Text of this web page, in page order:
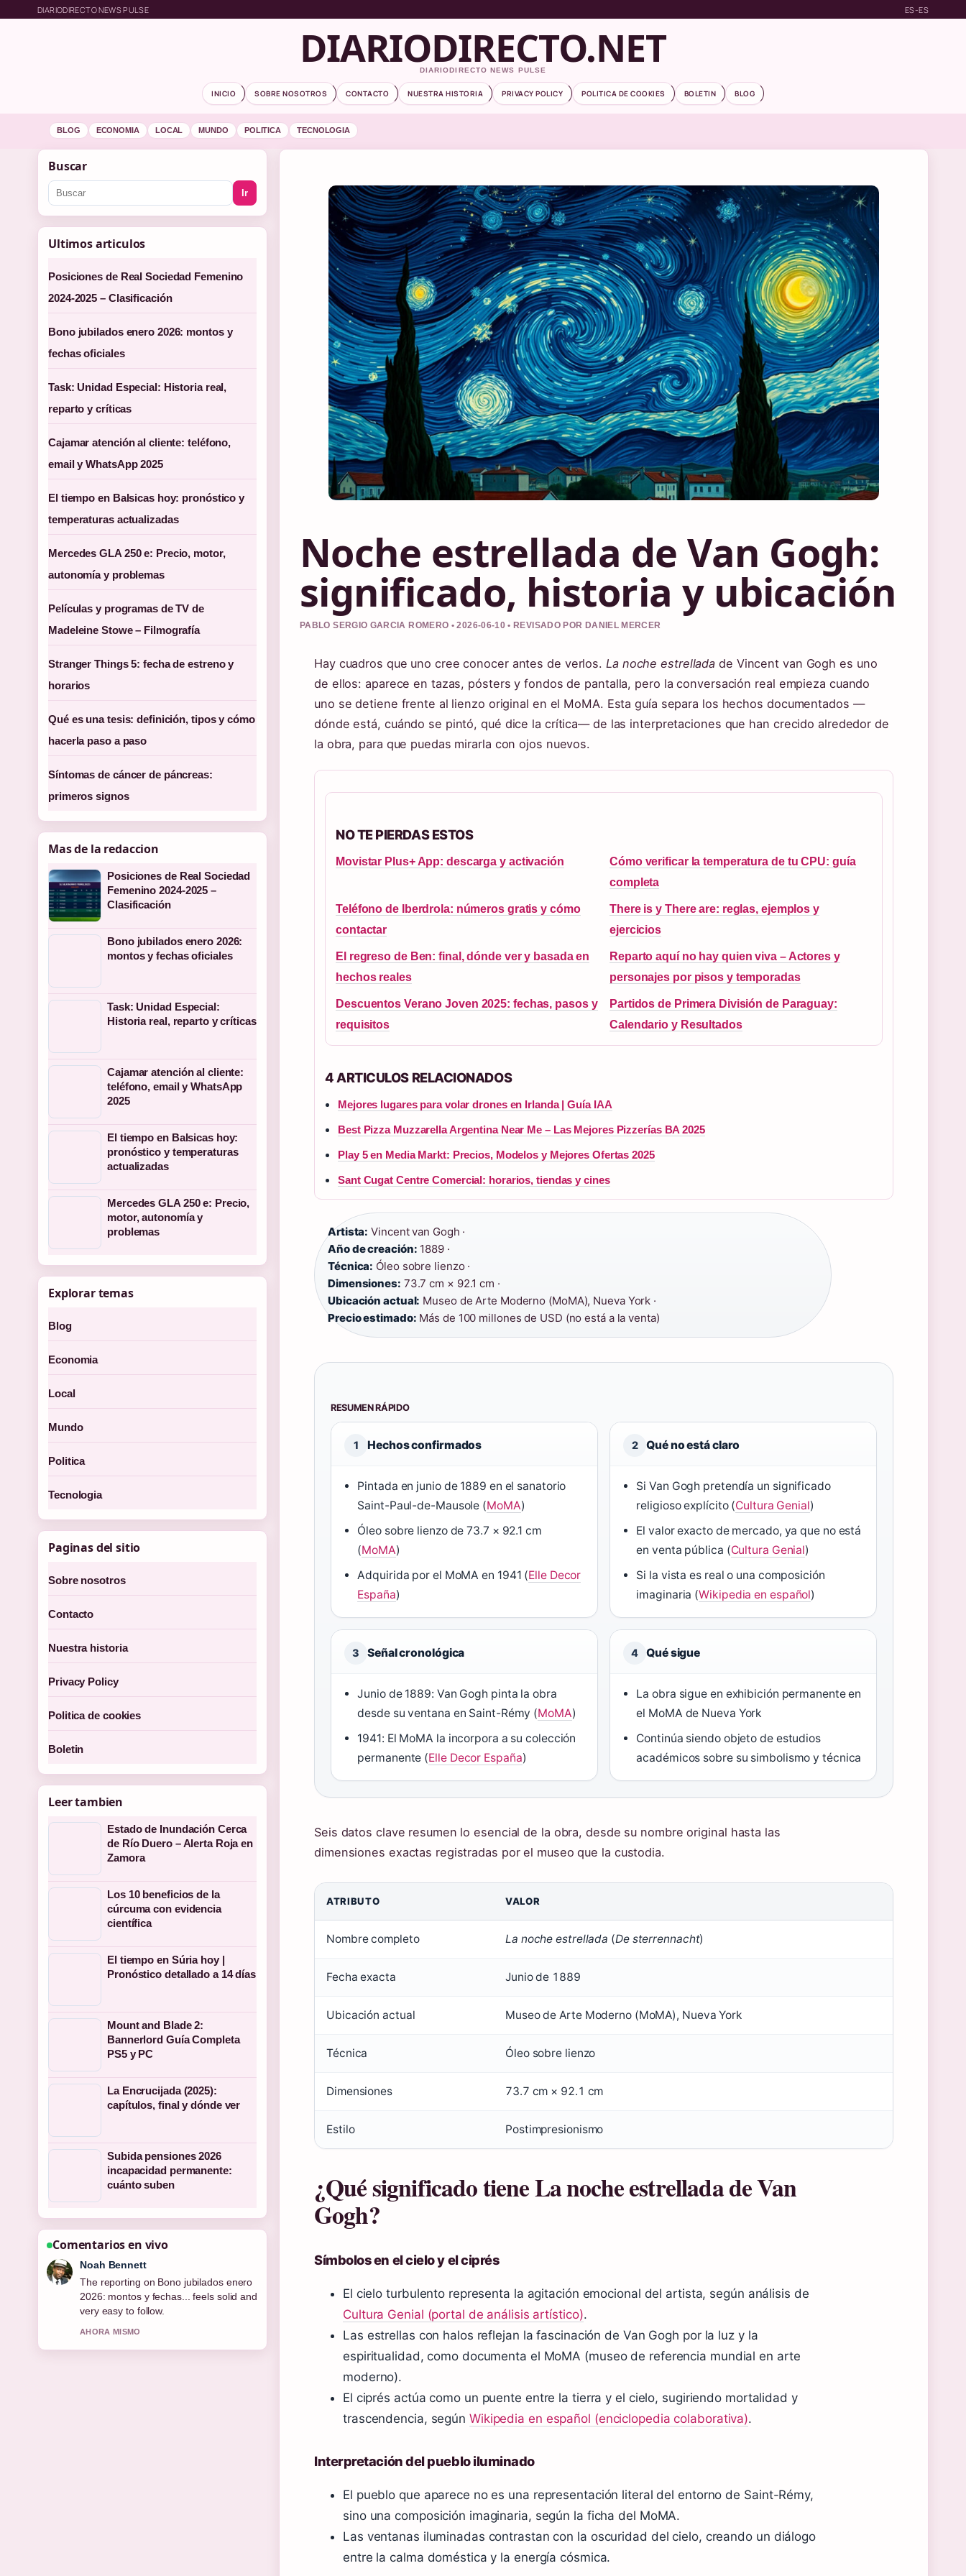
DIARIODIRECTO NEWS PULSE ES-ES
DIARIODIRECTO.NET
DIARIODIRECTO NEWS PULSE
INICIO SOBRE NOSOTROS CONTACTO NUESTRA HISTORIA PRIVACY POLICY POLITICA DE COOKIES BOLETIN BLOG
BLOG ECONOMIA LOCAL MUNDO POLITICA TECNOLOGIA
Noche estrellada de Van Gogh:
significado, historia y ubicación
PABLO SERGIO GARCIA ROMERO • 2026-06-10 • REVISADO POR DANIEL MERCER
Hay cuadros que uno cree conocer antes de verlos. La noche estrellada de Vincent van Gogh es uno
de ellos: aparece en tazas, pósters y fondos de pantalla, pero la conversación real empieza cuando
uno se detiene frente al lienzo original en el MoMA. Esta guía separa los hechos documentados —
dónde está, cuándo se pintó, qué dice la crítica— de las interpretaciones que han crecido alrededor de
la obra, para que puedas mirarla con ojos nuevos.
NO TE PIERDAS ESTOS
Movistar Plus+ App: descarga y activación
Cómo verificar la temperatura de tu CPU: guía
completa
Teléfono de Iberdrola: números gratis y cómo
contactar
There is y There are: reglas, ejemplos y
ejercicios
El regreso de Ben: final, dónde ver y basada en
hechos reales
Reparto aquí no hay quien viva – Actores y
personajes por pisos y temporadas
Descuentos Verano Joven 2025: fechas, pasos y
requisitos
Partidos de Primera División de Paraguay:
Calendario y Resultados
4 ARTICULOS RELACIONADOS
Mejores lugares para volar drones en Irlanda | Guía IAA
Best Pizza Muzzarella Argentina Near Me – Las Mejores Pizzerías BA 2025
Play 5 en Media Markt: Precios, Modelos y Mejores Ofertas 2025
Sant Cugat Centre Comercial: horarios, tiendas y cines
Artista: Vincent van Gogh ·
Año de creación: 1889 ·
Técnica: Óleo sobre lienzo ·
Dimensiones: 73.7 cm × 92.1 cm ·
Ubicación actual: Museo de Arte Moderno (MoMA), Nueva York ·
Precio estimado: Más de 100 millones de USD (no está a la venta)
RESUMEN RÁPIDO
1 Hechos confirmados
Pintada en junio de 1889 en el sanatorio
Saint-Paul-de-Mausole (MoMA)
Óleo sobre lienzo de 73.7 × 92.1 cm
(MoMA)
Adquirida por el MoMA en 1941 (Elle Decor
España)
2 Qué no está claro
Si Van Gogh pretendía un significado
religioso explícito (Cultura Genial)
El valor exacto de mercado, ya que no está
en venta pública (Cultura Genial)
Si la vista es real o una composición
imaginaria (Wikipedia en español)
3 Señal cronológica
Junio de 1889: Van Gogh pinta la obra
desde su ventana en Saint-Rémy (MoMA)
1941: El MoMA la incorpora a su colección
permanente (Elle Decor España)
4 Qué sigue
La obra sigue en exhibición permanente en
el MoMA de Nueva York
Continúa siendo objeto de estudios
académicos sobre su simbolismo y técnica
Seis datos clave resumen lo esencial de la obra, desde su nombre original hasta las
dimensiones exactas registradas por el museo que la custodia.
ATRIBUTO VALOR
Nombre completo La noche estrellada (De sterrennacht)
Fecha exacta Junio de 1889
Ubicación actual Museo de Arte Moderno (MoMA), Nueva York
Técnica Óleo sobre lienzo
Dimensiones 73.7 cm × 92.1 cm
Estilo Postimpresionismo
¿Qué significado tiene La noche estrellada de Van
Gogh?
Símbolos en el cielo y el ciprés
El cielo turbulento representa la agitación emocional del artista, según análisis de
Cultura Genial (portal de análisis artístico).
Las estrellas con halos reflejan la fascinación de Van Gogh por la luz y la
espiritualidad, como documenta el MoMA (museo de referencia mundial en arte
moderno).
El ciprés actúa como un puente entre la tierra y el cielo, sugiriendo mortalidad y
trascendencia, según Wikipedia en español (enciclopedia colaborativa).
Interpretación del pueblo iluminado
El pueblo que aparece no es una representación literal del entorno de Saint-Rémy,
sino una composición imaginaria, según la ficha del MoMA.
Las ventanas iluminadas contrastan con la oscuridad del cielo, creando un diálogo
entre la calma doméstica y la energía cósmica.
Buscar
Ir
Ultimos articulos
Posiciones de Real Sociedad Femenino
2024-2025 – Clasificación
Bono jubilados enero 2026: montos y
fechas oficiales
Task: Unidad Especial: Historia real,
reparto y críticas
Cajamar atención al cliente: teléfono,
email y WhatsApp 2025
El tiempo en Balsicas hoy: pronóstico y
temperaturas actualizadas
Mercedes GLA 250 e: Precio, motor,
autonomía y problemas
Películas y programas de TV de
Madeleine Stowe – Filmografía
Stranger Things 5: fecha de estreno y
horarios
Qué es una tesis: definición, tipos y cómo
hacerla paso a paso
Síntomas de cáncer de páncreas:
primeros signos
Mas de la redaccion
Posiciones de Real Sociedad
Femenino 2024-2025 –
Clasificación
Bono jubilados enero 2026:
montos y fechas oficiales
Task: Unidad Especial:
Historia real, reparto y críticas
Cajamar atención al cliente:
teléfono, email y WhatsApp
2025
El tiempo en Balsicas hoy:
pronóstico y temperaturas
actualizadas
Mercedes GLA 250 e: Precio,
motor, autonomía y
problemas
Explorar temas
Blog
Economia
Local
Mundo
Politica
Tecnologia
Paginas del sitio
Sobre nosotros
Contacto
Nuestra historia
Privacy Policy
Politica de cookies
Boletin
Leer tambien
Estado de Inundación Cerca
de Río Duero – Alerta Roja en
Zamora
Los 10 beneficios de la
cúrcuma con evidencia
científica
El tiempo en Súria hoy |
Pronóstico detallado a 14 días
Mount and Blade 2:
Bannerlord Guía Completa
PS5 y PC
La Encrucijada (2025):
capítulos, final y dónde ver
Subida pensiones 2026
incapacidad permanente:
cuánto suben
Comentarios en vivo
Elin Holm
Good verification work around Task:
Unidad Especial: Historia real, reparto
y.... More outlets should write like this.
3 MIN ATRAS